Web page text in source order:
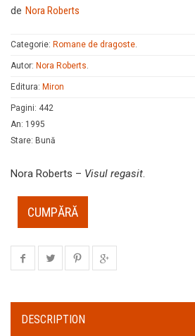
de Nora Roberts
Categorie: Romane de dragoste.
Autor: Nora Roberts.
Editura: Miron
Pagini: 442
An: 1995
Stare: Bună
Nora Roberts – Visul regasit.
CUMPĂRĂ
DESCRIPTION